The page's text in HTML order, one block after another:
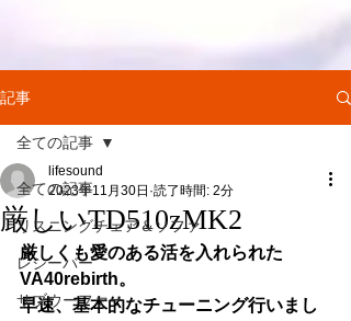
記事
全ての記事
リスニングチェア＆ソファ
レシーバー
サブウーファー
全ての記事
厳しいTD510zMK2
lifesound
2023年11月30日 読了時間: 2分
厳しくも愛のある活を入れられた
VA40rebirth。
早速、基本的なチューニング行いまし